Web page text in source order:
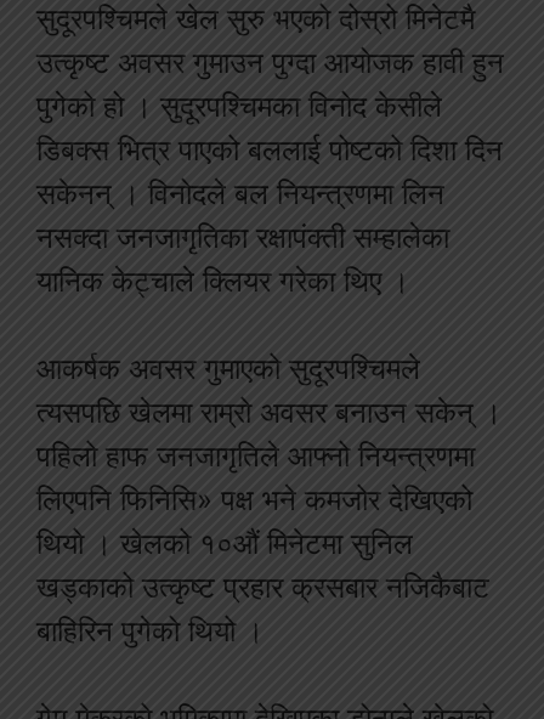
सुदूरपश्चिमले खेल सुरु भएको दोस्रो मिनेटमै
उत्कृष्ट अवसर गुमाउन पुग्दा आयोजक हावी हुन
पुगेको हो । सुदूरपश्चिमका विनोद केसीले
डिबक्स भित्र पाएको बललाई पोष्टको दिशा दिन
सकेनन् । विनोदले बल नियन्त्रणमा लिन
नसक्दा जनजागृतिका रक्षापंक्ती सम्हालेका
यानिक केट्चाले क्लियर गरेका थिए ।
आकर्षक अवसर गुमाएको सुदूरपश्चिमले
त्यसपछि खेलमा राम्रो अवसर बनाउन सकेन् ।
पहिलो हाफ जनजागृतिले आफ्नो नियन्त्रणमा
लिएपनि फिनिसि» पक्ष भने कमजोर देखिएको
थियो । खेलको १०औं मिनेटमा सुनिल
खड्काको उत्कृष्ट प्रहार क्रसबार नजिकैबाट
बाहिरिन पुगेको थियो ।